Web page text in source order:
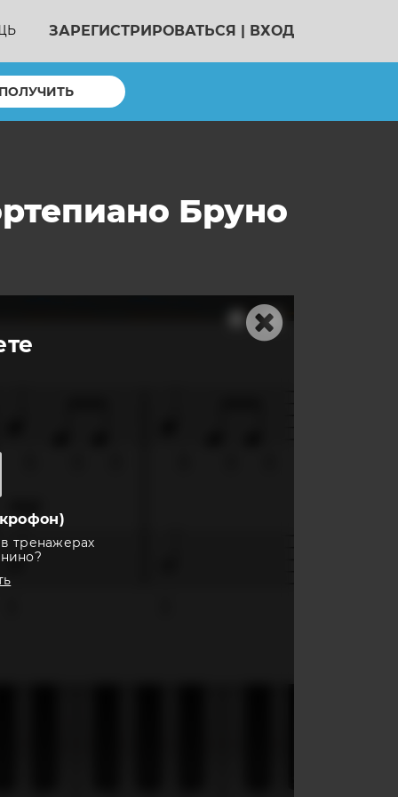
ЗАРЕГИСТРИРОВАТЬСЯ | ВХОД
Бруно
тренажерах